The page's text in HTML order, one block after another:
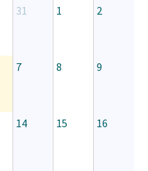
31 1 2
7 8 9
14 15 16